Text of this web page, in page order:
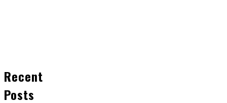
Recent
Posts